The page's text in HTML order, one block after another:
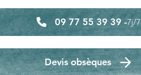
09 77 55 39 39 -7j/7
Devis obsèques